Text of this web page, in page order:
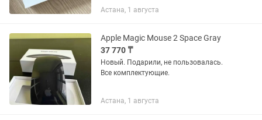
коробки 1 цикл зарядки. Оказалась не
Астана, 1 августа
Apple Magic Mouse 2 Space Gray
37 770 ₸
Новый. Подарили, не пользовалась.
Все комплектующие.
Астана, 1 августа